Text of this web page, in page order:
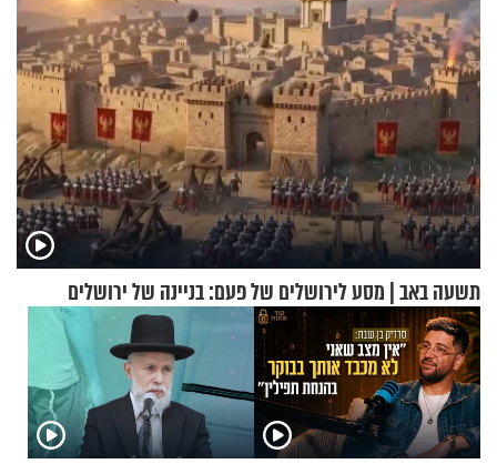
תשעה באב | מסע לירושלים של פעם: בניינה של ירושלים